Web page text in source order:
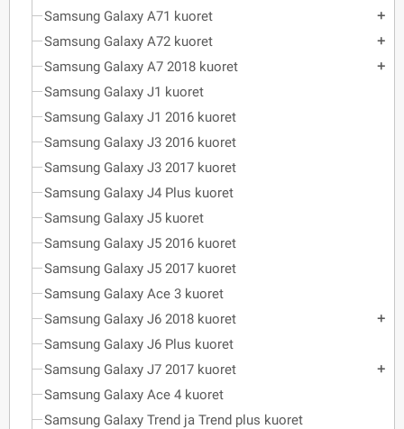
Samsung Galaxy A71 kuoret add
Samsung Galaxy A72 kuoret add
Samsung Galaxy A7 2018 kuoret add
Samsung Galaxy J1 kuoret
Samsung Galaxy J1 2016 kuoret
Samsung Galaxy J3 2016 kuoret
Samsung Galaxy J3 2017 kuoret
Samsung Galaxy J4 Plus kuoret
Samsung Galaxy J5 kuoret
Samsung Galaxy J5 2016 kuoret
Samsung Galaxy J5 2017 kuoret
Samsung Galaxy Ace 3 kuoret
Samsung Galaxy J6 2018 kuoret
add
Samsung Galaxy J6 Plus kuoret
Samsung Galaxy J7 2017 kuoret
add
Samsung Galaxy Ace 4 kuoret
Samsung Galaxy Trend ja Trend plus kuoret